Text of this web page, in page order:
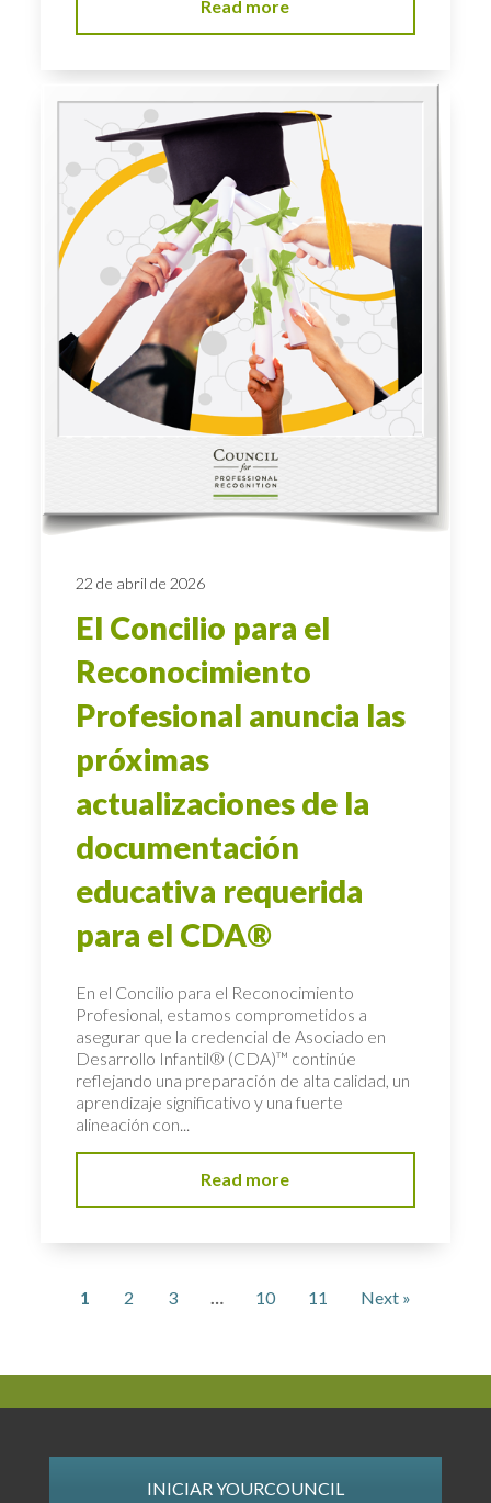
Read more
22 de abril de 2026
El Concilio para el
Reconocimiento
Profesional anuncia las
próximas
actualizaciones de la
documentación
educativa requerida
para el CDA®
En el Concilio para el Reconocimiento
Profesional, estamos comprometidos a
asegurar que la credencial de Asociado en
Desarrollo Infantil® (CDA)™ continúe
reflejando una preparación de alta calidad, un
aprendizaje significativo y una fuerte
alineación con...
Read more
1 2 3 … 10 11 Next »
INICIAR YOURCOUNCIL